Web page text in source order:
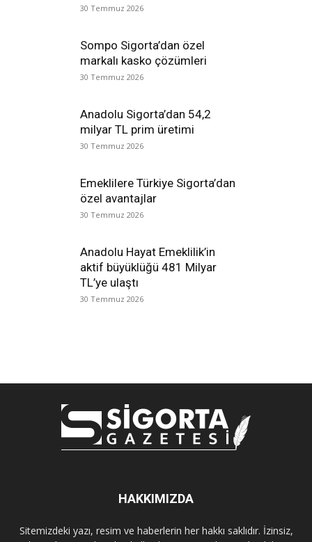
30 Temmuz 2026
Sompo Sigorta’dan özel
markalı kasko çözümleri
30 Temmuz 2026
Anadolu Sigorta’dan 54,2
milyar TL prim üretimi
30 Temmuz 2026
Emeklilere Türkiye Sigorta’dan
özel avantajlar
30 Temmuz 2026
Anadolu Hayat Emeklilik’in
aktif büyüklüğü 481 Milyar
TL’ye ulaştı
30 Temmuz 2026
HAKKIMIZDA
Sitemizdeki yazı, resim ve haberlerin her hakkı saklıdır. İzinsiz,